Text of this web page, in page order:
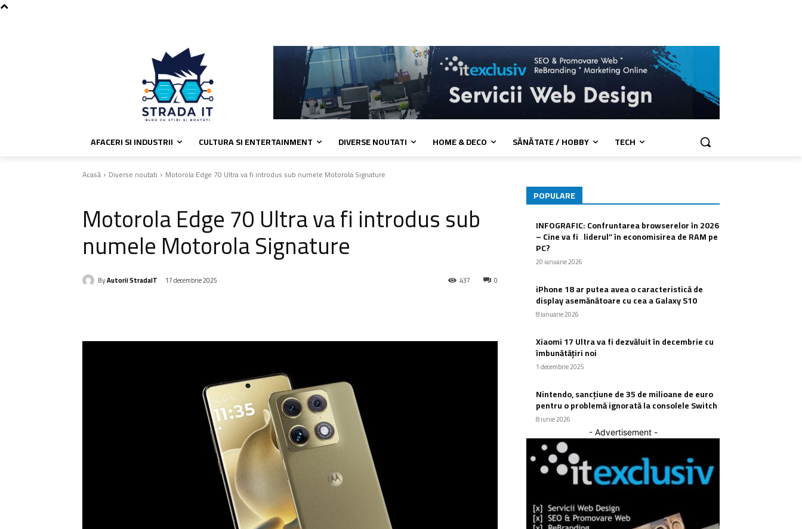
AFACERI SI INDUSTRII CULTURA SI ENTERTAINMENT DIVERSE NOUTATI HOME & DECO SĂNĂTATE / HOBBY TECH
Acasă Diverse noutati Motorola Edge 70 Ultra va fi introdus sub numele Motorola Signature
Motorola Edge 70 Ultra va fi introdus sub
numele Motorola Signature
ByAutorii StradaIT 17 decembrie 2025 0
437
POPULARE
INFOGRAFIC: Confruntarea browserelor în 2026
– Cine va fi „liderul” în economisirea de RAM pe
PC?
20 ianuarie 2026
iPhone 18 ar putea avea o caracteristică de
display asemănătoare cu cea a Galaxy S10
8 ianuarie 2026
Xiaomi 17 Ultra va fi dezvăluit în decembrie cu
îmbunătățiri noi
1 decembrie 2025
Nintendo, sancțiune de 35 de milioane de euro
pentru o problemă ignorată la consolele Switch
8 iunie 2026
- Advertisement -